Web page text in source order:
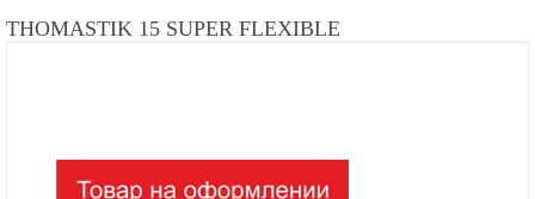
THOMASTIK 15 SUPER FLEXIBLE